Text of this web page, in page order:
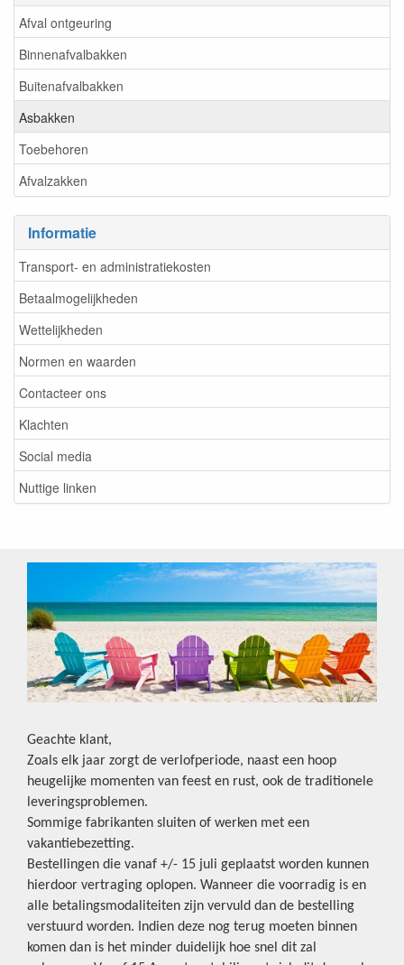
Afval ontgeuring
Binnenafvalbakken
Buitenafvalbakken
Asbakken
Toebehoren
Afvalzakken
Informatie
Transport- en administratiekosten
Betaalmogelijkheden
Wettelijkheden
Normen en waarden
Contacteer ons
Klachten
Social media
Nuttige linken
Geachte klant,
Zoals elk jaar zorgt de verlofperiode, naast een hoop
heugelijke momenten van feest en rust, ook de traditionele
leveringsproblemen.
Sommige fabrikanten sluiten of werken met een
vakantiebezetting.
Bestellingen die vanaf +/- 15 juli geplaatst worden kunnen
hierdoor vertraging oplopen. Wanneer die voorradig is en
alle betalingsmodaliteiten zijn vervuld dan de bestelling
verstuurd worden. Indien deze nog terug moeten binnen
komen dan is het minder duidelijk hoe snel dit zal